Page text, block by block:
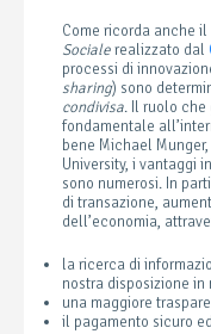
Come ricorda anche il
Socialerealizzato dal
processi di
sharing) sono
condivisa. Il ruolo
fondamentale
bene Michael
University, i vantaggi
sono numerosi. In
di transazione,
dell’economia,
la ricerca di
nostra disposizione in
una maggiore
il pagamento sicuro